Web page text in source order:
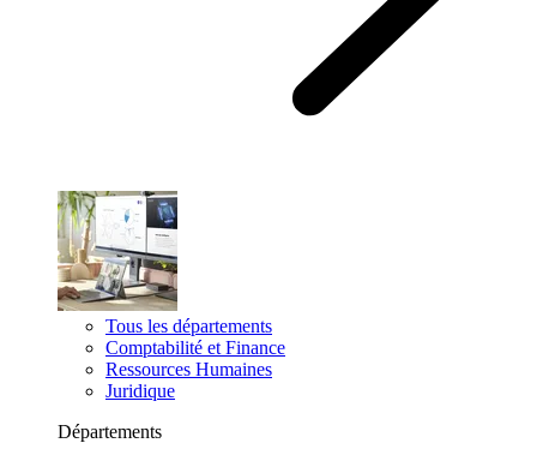
Tous les départements
Comptabilité et Finance
Ressources Humaines
Juridique
Départements